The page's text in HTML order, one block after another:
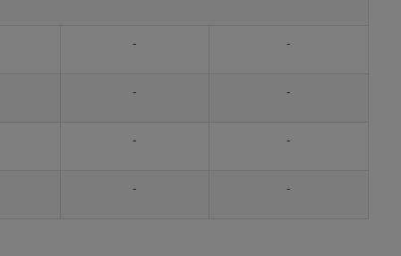
- -
- -
- -
- -